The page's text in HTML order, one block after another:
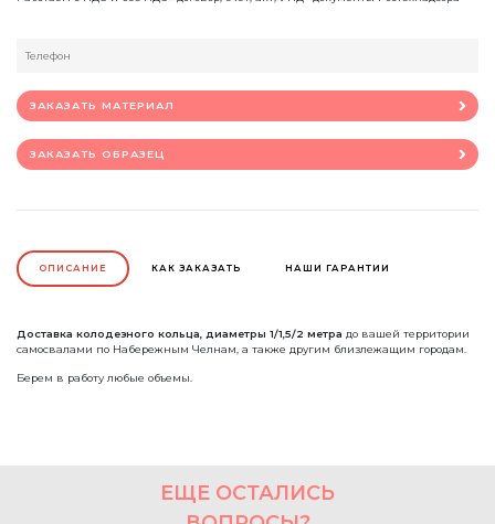
ЗАКАЗАТЬ МАТЕРИАЛ
ЗАКАЗАТЬ ОБРАЗЕЦ
ОПИСАНИЕ КАК ЗАКАЗАТЬ НАШИ ГАРАНТИИ
Доставка колодезного кольца, диаметры 1/1,5/2 метра до вашей территории
самосвалами по Набережным Челнам, а также другим близлежащим городам.
Берем в работу любые объемы.
ЕЩЕ ОСТАЛИСЬ